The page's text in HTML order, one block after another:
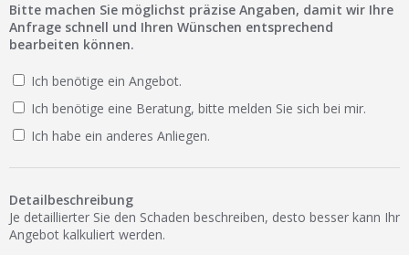
Scheibensuche
FAQ
Lexikon
Ist Ihre Werkstatt schon dabei?
Werkstatt Login
Bitte machen Sie möglichst präzise Angaben, damit wir Ihre
Anfrage schnell und Ihren Wünschen entsprechend
bearbeiten können.
Ich benötige ein Angebot.
Ich benötige eine Beratung, bitte melden Sie sich bei mir.
Ich habe ein anderes Anliegen.
Detailbeschreibung
Je detaillierter Sie den Schaden beschreiben, desto besser kann Ihr
Angebot kalkuliert werden.